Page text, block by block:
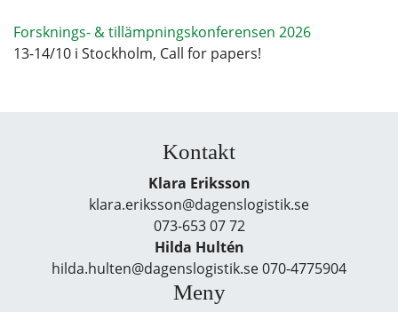
Forsknings- & tillämpningskonferensen 2026
13-14/10 i Stockholm, Call for papers!
Kontakt
Klara Eriksson
klara.eriksson@dagenslogistik.se
073-653 07 72
Hilda Hultén
hilda.hulten@dagenslogistik.se 070-4775904
Meny